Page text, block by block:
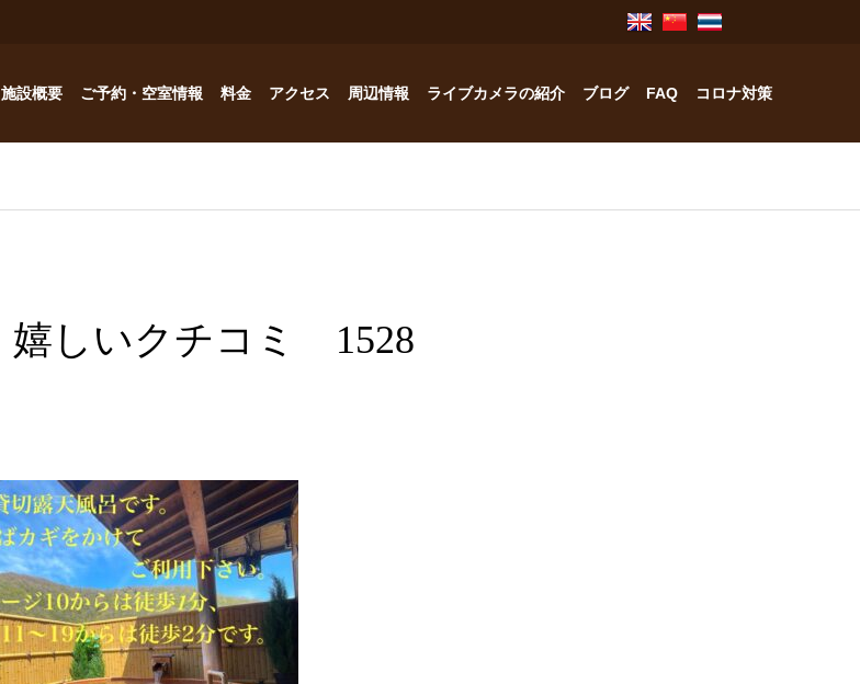
施設概要
ドッグハウス
ご予約・空室情報 料金 アクセス 周辺情報
中林工務店
ライブカメラの紹介 ブログ FAQ コロナ対策
嬉しいクチコミ 1528